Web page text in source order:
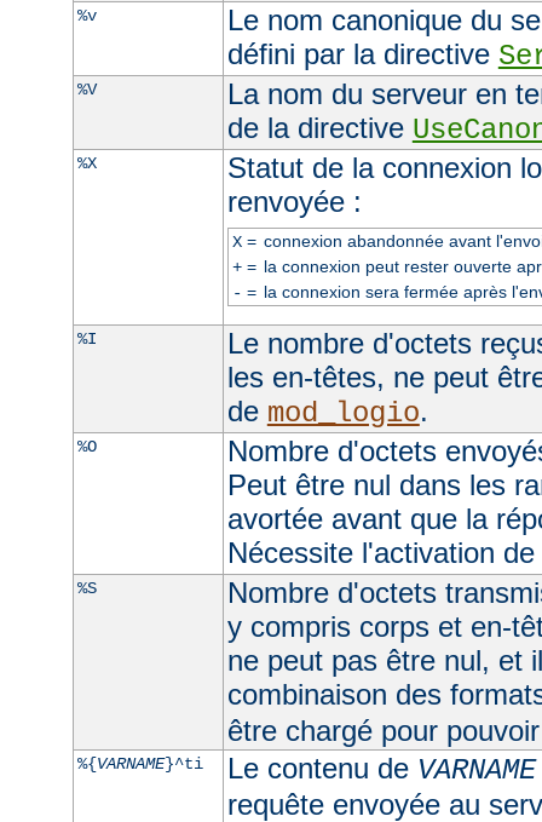
%v
Le nom canonique du
défini par la directive
%V
La nom du serveur en
de la directive
%X
Statut de la connexion
renvoyée :
X= connexion abandonnée avant
+= la connexion peut rester ouverte
- = la connexion sera fermée après
%I
Le nombre d'octets
les en-têtes, ne peut
de mod_logio.
%O
Nombre d'octets
Peut être nul dans les
avortée avant que la
Nécessite l'activation de
%S
Nombre d'octets
y compris corps et en-
ne peut pas être nul, et
combinaison des
être chargé pour
%{VARNAME}^ti Le contenu de VARNAME
requête envoyée au